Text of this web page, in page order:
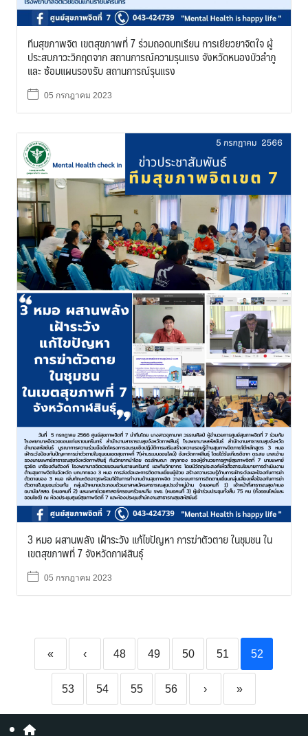
ทีมสุขภาพจิต เขตสุขภาพที่ 7 ร่วมถอดบทเรียน การเยียวยาจิตใจ ผู้
ประสบภาวะวิกฤตจาก สถานการณ์ความรุนแรง จังหวัดหนองบัวลำภู
และ ซ้อมแผนรองรับ สถานการณ์รุนแรง
05 กรกฎาคม 2023
3 หมอ ผสานพลัง เฝ้าระวัง แก้ไขปัญหา การฆ่าตัวตาย ในชุมชน ใน
เขตสุขภาพที่ 7 จังหวัดกาฬสินธุ์
05 กรกฎาคม 2023
« ‹ 48 49 50 51 52
53 54 55 56 › »